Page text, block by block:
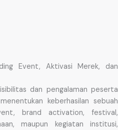
Event, Aktivasi Merek, dan
dan pengalaman peserta
keberhasilan sebuah
brand activation, festival,
maupun kegiatan institusi,